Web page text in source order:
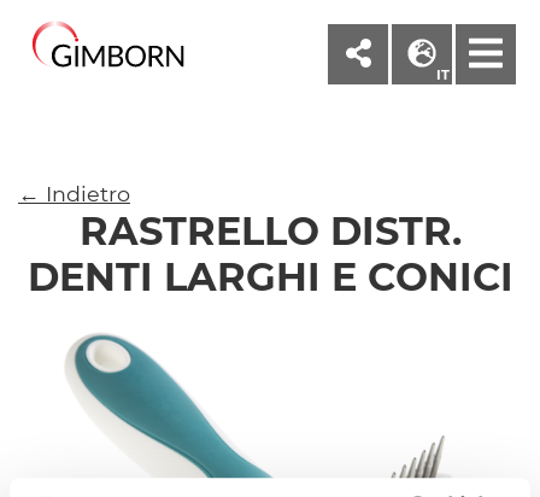
IT
← Indietro
RASTRELLO DISTR.
DENTI LARGHI E CONICI